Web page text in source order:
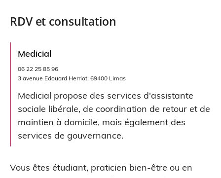
RDV et consultation
Medicial
06 22 25 85 96
3 avenue Edouard Herriot, 69400 Limas
Medicial propose des services d'assistante
sociale libérale, de coordination de retour et de
maintien à domicile, mais également des
services de gouvernance.
Vous êtes étudiant, praticien bien-être ou en